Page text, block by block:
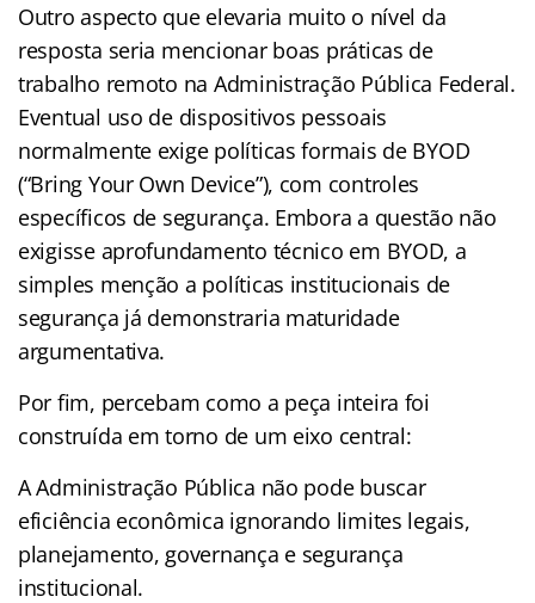
Outro aspecto que elevaria muito o nível da
resposta seria mencionar boas práticas de
trabalho remoto na Administração Pública Federal.
Eventual uso de dispositivos pessoais
normalmente exige políticas formais de BYOD
(“Bring Your Own Device”), com controles
específicos de segurança. Embora a questão não
exigisse aprofundamento técnico em BYOD, a
simples menção a políticas institucionais de
segurança já demonstraria maturidade
argumentativa.
Por fim, percebam como a peça inteira foi
construída em torno de um eixo central:
A Administração Pública não pode buscar
eficiência econômica ignorando limites legais,
planejamento, governança e segurança
institucional.